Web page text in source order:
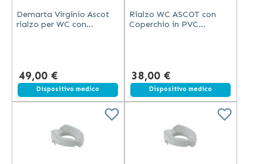
Demarta Virginio Ascot
rialzo per WC con
49,00 €
Dispositivo medico
Rialzo WC ASCOT con
Coperchio in PVC
38,00 €
Dispositivo medico